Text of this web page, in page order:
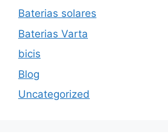
Baterias solares
Baterias Varta
bicis
Blog
Uncategorized